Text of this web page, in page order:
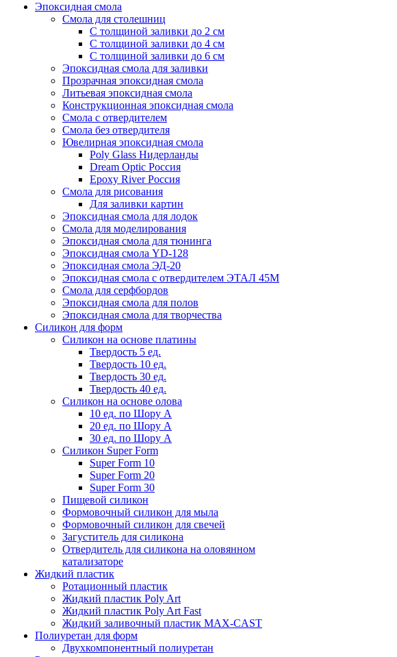
Эпоксидная смола
Смола для столешниц
С толщиной заливки до 2 см
С толщиной заливки до 4 см
С толщиной заливки до 6 см
Эпоксидная смола для заливки
Прозрачная эпоксидная смола
Литьевая эпоксидная смола
Конструкционная эпоксидная смола
Смола с отвердителем
Смола без отвердителя
Ювелирная эпоксидная смола
Poly Glass Нидерланды
Dream Optic Россия
Epoxy River Россия
Смола для рисования
Для заливки картин
Эпоксидная смола для лодок
Смола для моделирования
Эпоксидная смола для тюнинга
Эпоксидная смола YD-128
Эпоксидная смола ЭД-20
Эпоксидная смола с отвердителем ЭТАЛ 45М
Смола для серфбордов
Эпоксидная смола для полов
Эпоксидная смола для творчества
Силикон для форм
Силикон на основе платины
Твердость 5 ед.
Твердость 10 ед.
Твердость 30 ед.
Твердость 40 ед.
Силикон на основе олова
10 ед. по Шору А
20 ед. по Шору А
30 ед. по Шору А
Силикон Super Form
Super Form 10
Super Form 20
Super Form 30
Пищевой силикон
Формовочный силикон для мыла
Формовочный силикон для свечей
Загуститель для силикона
Отвердитель для силикона на оловянном
катализаторе
Жидкий пластик
Ротационный пластик
Жидкий пластик Poly Art
Жидкий пластик Poly Art Fast
Жидкий заливочный пластик MAX-CAST
Полиуретан для форм
Двухкомпонентный полиуретан